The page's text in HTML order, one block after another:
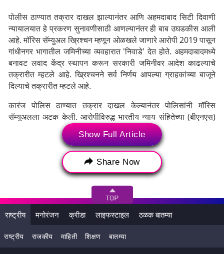
पोलीस ठाण्यात तक्रार दाखल झाल्यानंतर आणि अहमदाबाद सिटी दिवाणी
न्यायालयात हे प्रकरण सुनावणीसाठी आणल्यानंतर ही बाब उघडकीस आली
आहे. मॉरिस सॅम्युअल ख्रिश्चन म्हणून ओळखले जाणारे आरोपी 2019 पासून
गांधीनगर भागातील जमिनीच्या व्यवहारात 'निवाडे' देत होते. अहमदाबादमध्ये
बनावट लवाद केंद्र स्थापन करून सरकारी जमिनीवर आदेश काढल्याचे
तक्रारीत म्हटले आहे. ख्रिश्चनने सर्व निर्णय आपल्या ग्राहकांच्या बाजूने
दिल्याचे तक्रारीत म्हटले आहे.
कारंज पोलिस ठाण्यात तक्रार दाखल केल्यानंतर पोलिसांनी मॉरिस
सॅम्युअलला अटक केली. आरोपीविरुद्ध भारतीय न्याय संहितेच्या (बीएनएस)
सुमारे अर्धा डझन कलमांतर्गत गुन्हा दाखल करण्यात आला असून त्याला
अटक करण्यात आली आहे.Show Full Article
Share Now
राष्ट्रीय मनोरंजन क्रीडा लाइफस्टाइल ठळक बातम्या
राष्ट्रीय राजकीय माहिती शिक्षण बातम्या